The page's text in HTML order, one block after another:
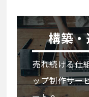
構築
売れ続ける仕
ップ制作サー